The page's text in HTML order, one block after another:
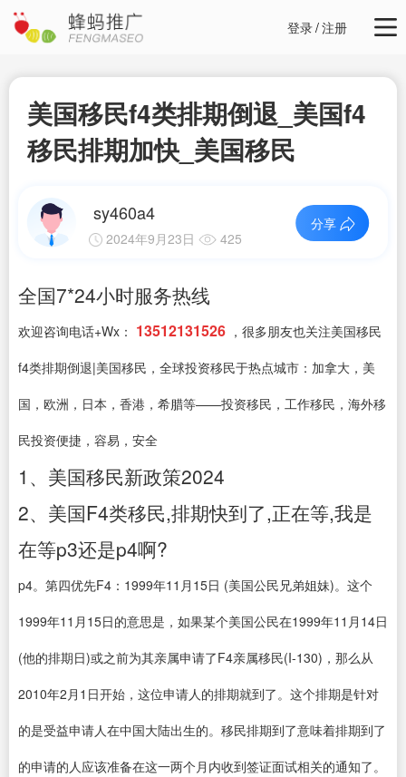
登录/注册
美国移民f4类排期倒退_美国f4
移民排期加快_美国移民
sy460a4
2024年9月23日 425
分享
全国7*24小时服务热线
欢迎咨询电话+Wx： 13512131526 ，很多朋友也关注美国移民
f4类排期倒退|美国移民，全球投资移民于热点城市：加拿大，美
国，欧洲，日本，香港，希腊等——投资移民，工作移民，海外移
民投资便捷，容易，安全
1、美国移民新政策2024
2、美国F4类移民,排期快到了,正在等,我是
在等p3还是p4啊?
p4。第四优先F4：1999年11月15日 (美国公民兄弟姐妹)。这个
1999年11月15日的意思是，如果某个美国公民在1999年11月14日
(他的排期日)或之前为其亲属申请了F4亲属移民(I-130)，那么从
2010年2月1日开始，这位申请人的排期就到了。这个排期是针对
的是受益申请人在中国大陆出生的。移民排期到了意味着排期到了
的申请的人应该准备在这一两个月内收到签证面试相关的通知了。